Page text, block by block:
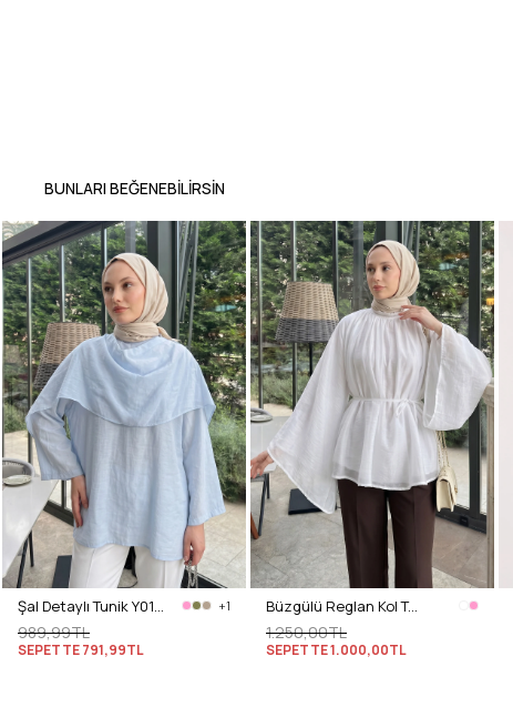
BUNLARI BEĞENEBILIRSIN
Şal Detaylı Tunik Y0151 - BEBE MAVİSİ +1
989,99TL
SEPETTE791,99TL
Büzgülü Reglan Kol Tunik Y0150 - BEYAZ
1.250,00TL
SEPETTE1.000,00TL